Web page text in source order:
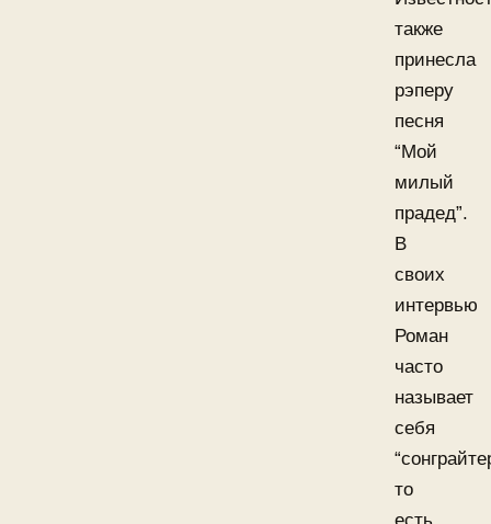
также
принесла
рэперу
песня
“Мой
милый
прадед”.
В
своих
интервью
Роман
часто
называет
себя
то
есть